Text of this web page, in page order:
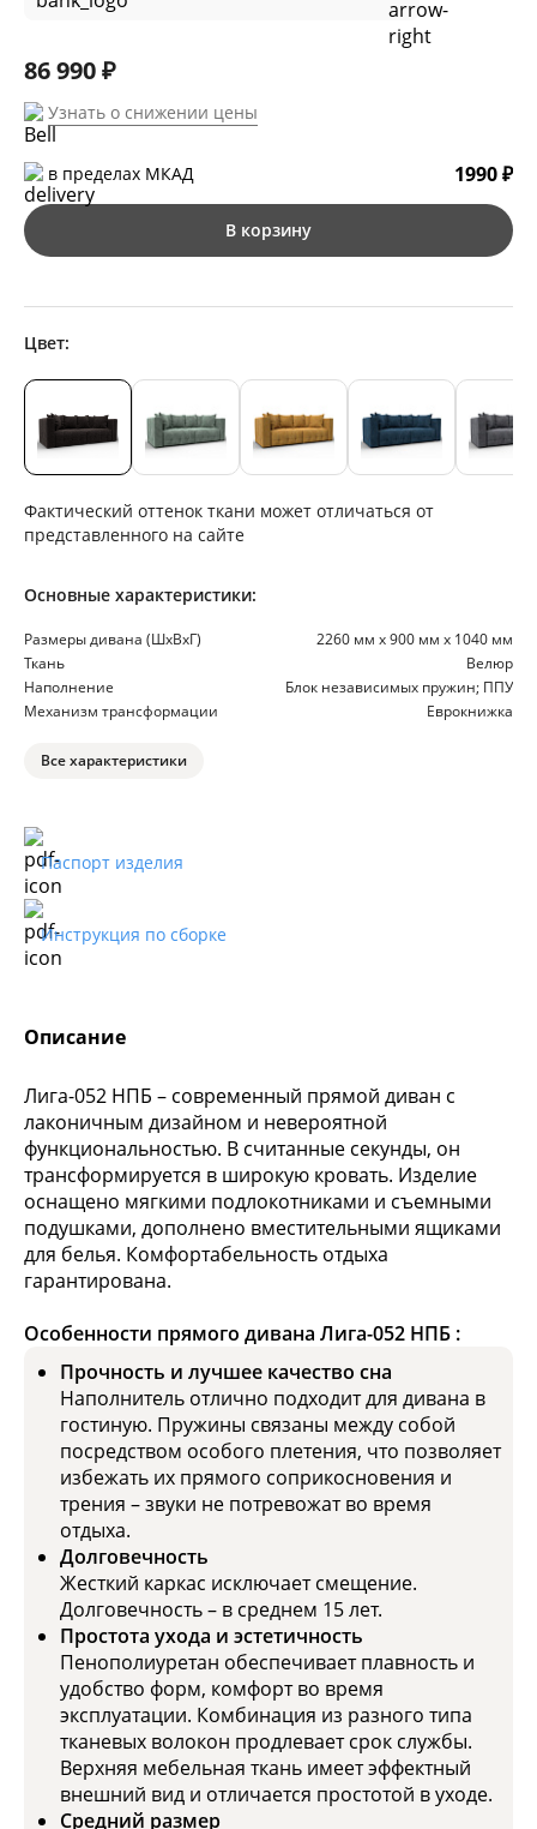
Описание
Лига-052 НПБ – современный прямой диван с
лаконичным дизайном и невероятной
функциональностью. В считанные секунды, он
трансформируется в широкую кровать. Изделие
оснащено мягкими подлокотниками и съемными
подушками, дополнено вместительными ящиками
для белья. Комфортабельность отдыха
гарантирована.
Особенности прямого дивана Лига-052 НПБ :
Прочность и лучшее качество сна
Наполнитель отлично подходит для дивана в
гостиную. Пружины связаны между собой
посредством особого плетения, что позволяет
избежать их прямого соприкосновения и
трения – звуки не потревожат во время
отдыха.
Долговечность
Жесткий каркас исключает смещение.
Долговечность – в среднем 15 лет.
Простота ухода и эстетичность
Пенополиуретан обеспечивает плавность и
удобство форм, комфорт во время
эксплуатации. Комбинация из разного типа
тканевых волокон продлевает срок службы.
Верхняя мебельная ткань имеет эффектный
внешний вид и отличается простотой в уходе.
Средний размер
86 990 ₽
Узнать о снижении цены
в пределах МКАД 1990 ₽
В корзину
Цвет:
Фактический оттенок ткани может отличаться от
представленного на сайте
Основные характеристики:
Размеры дивана (ШхВхГ)
2260 мм х 900 мм х 1040 мм
Ткань
Велюр
Наполнение
Блок независимых пружин; ППУ
Механизм трансформации
Еврокнижка
Все характеристики
Паспорт изделия
Инструкция по сборке